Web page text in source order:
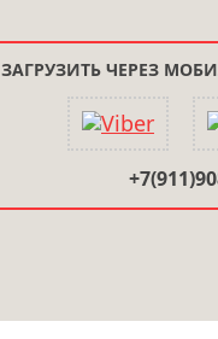
ЗАГРУЗИТЬ ЧЕРЕЗ